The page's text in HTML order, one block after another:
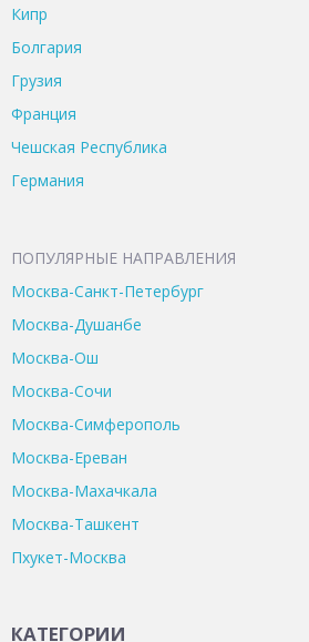
Кипр
Болгария
Грузия
Франция
Чешская Республика
Германия
ПОПУЛЯРНЫЕ НАПРАВЛЕНИЯ
Москва-Санкт-Петербург
Москва-Душанбе
Москва-Ош
Москва-Сочи
Москва-Симферополь
Москва-Ереван
Москва-Махачкала
Москва-Ташкент
Пхукет-Москва
КАТЕГОРИИ